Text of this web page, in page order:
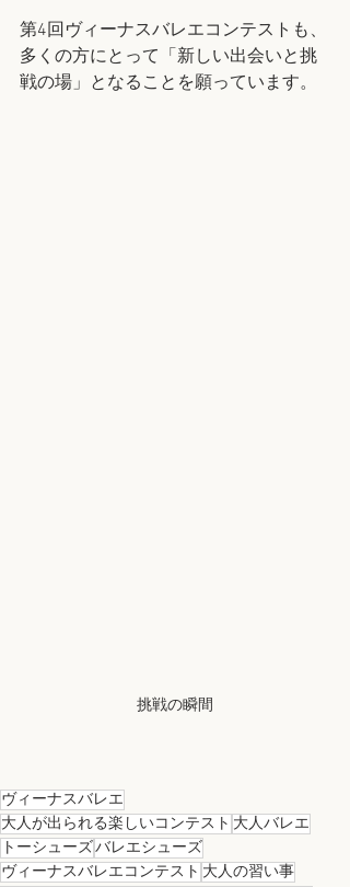
第4回ヴィーナスバレエコンテストも、
多くの方にとって「新しい出会いと挑
戦の場」となることを願っています。
挑戦の瞬間
ヴィーナスバレエ
大人が出られる楽しいコンテスト 大人バレエ
トーシューズバレエシューズ
ヴィーナスバレエコンテスト 大人の習い事